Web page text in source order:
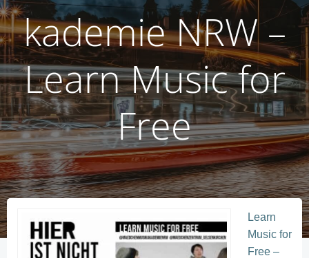
kademie NRW –
Learn Music for
Free
Learn
Music for
Free –